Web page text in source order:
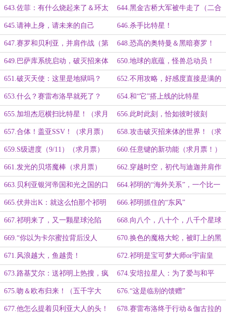
（提前更新）
643.佐菲：有什么烧起来了＆环太
平洋？
644.黑金古桥大军被牛走了（二合
一大章）
645.请神上身，请未来的自己 646.杀手比特星！
647.赛罗和贝利亚，并肩作战（第
三更，求月票，明天请假）
648.恐高的奥特曼＆黑暗赛罗！
（提前更新）
649.巴萨库系统启动，破灭招来体
发动总攻！（二合一大章）
650.地球的底蕴，怪兽总动员！
651.破灭天使：这里是地狱吗？ 652.不用攻略，好感度直接是满的
653.什么？赛雷布洛早就死了？
（求月票）
654.和“它”搭上线的比特星
655.加坦杰厄横扫比特星！（求月
票）
656.此时此刻，恰如彼时彼刻
657.合体！盖亚SSV！（求月票） 658.攻击破灭招来体的世界！（求
月票）
659.S级进度（9/11）（求月票） 660.任意键的新功能（求月票！）
661.发光的贝塔魔棒（求月票） 662.穿越时空，初代与迪迦并肩作
战（提前更新）
663.贝利亚银河帝国和光之国的口
碑，路基艾尔的拱火
664.祁明的“海外关系”，一个比一
个阴险
665.伏井出K：就这么怕那个祁明
吗！
666.祁明抓住的“东风”
667.祁明来了，又一颗星球沦陷
了！
668.向八个，八十个，八千个星球
宣战！
669.“你以为卡尔蜜拉背后没人
吗？”
670.换色的魔格大蛇，被盯上的黑
暗之星（五千字大章）
671.风浪越大，鱼越贵！ 672.祁明是宝可梦大师or宇宙皇
帝？
673.路基艾尔：送祁明上热搜，疯
狂煽风点火（五千字大章）
674.安培拉星人：为了爱与和平
（提前更新）
675.吻＆欧布归来！（五千字大
章）
676.“这是临别的馈赠”
677.他怎么提着贝利亚大人的头！ 678.赛雷布洛终于行动＆伽古拉的